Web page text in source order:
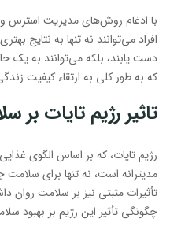
با ادغام روش‌های مدیریت استرس و
افراد می‌توانند نه تنها به نتایج
دست یابند، بلکه می‌توانند به یک
که به طور کلی به ارتقاء کیفیت
تاثیر رژیم تایات بر
رژیم تایات، که بر اساس الگوی
مدیترانه است، نه تنها برای
تأثیرات مثبتی نیز بر سلامت روان
چگونگی تأثیر این رژیم بر بهبود